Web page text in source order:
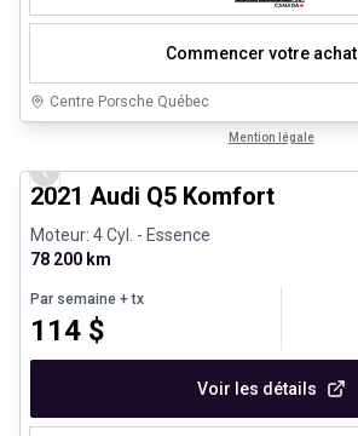
Commencer votre achat
Centre Porsche Québec
Mention légale
Previous slide
2021 Audi Q5 Komfort
Moteur: 4 Cyl. - Essence
78 200 km
Par semaine + tx
114 $
Voir les détails